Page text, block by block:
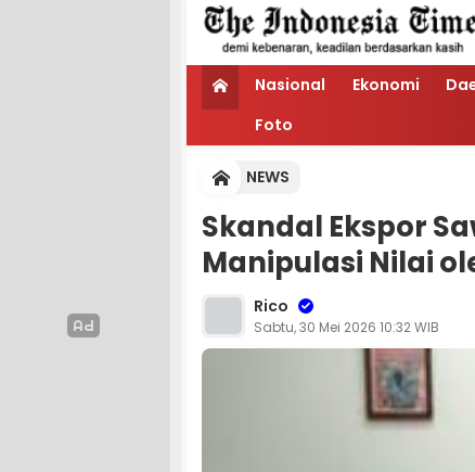
Nasional Ekonomi
Foto
NEWS
Skandal Ekspor
Manipulasi Nilai
Rico
Sabtu, 30 Mei 2026 10:32 WIB